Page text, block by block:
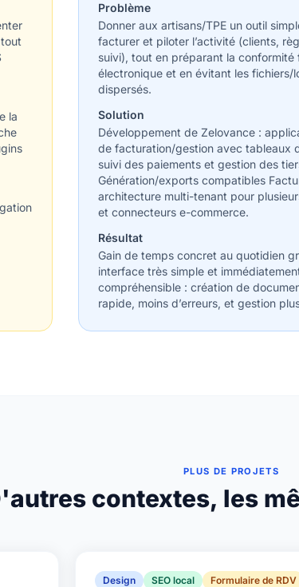
la
Problème
Donner aux artisans/TPE un outil
facturer et piloter l’activité (clients,
suivi), tout en préparant la conformité
électronique et en évitant les fichiers/
dispersés.
Solution
Développement de Zelovance :
de facturation/gestion avec tableaux
suivi des paiements et gestion des
Génération/exports compatibles
architecture multi-tenant pour
et connecteurs e-commerce.
Résultat
Gain de temps concret au quotidien
interface très simple et
compréhensible : création de
rapide, moins d’erreurs, et gestion
PLUS DE PROJETS
contextes, les
Design SEO local Formulaire de RDV